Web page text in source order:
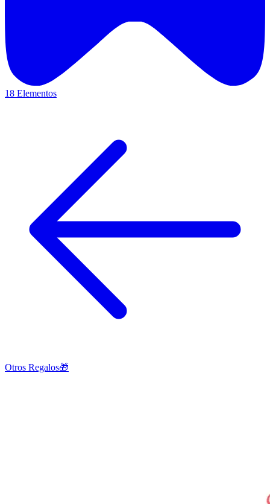
18 Elementos
Otros Regalos🎁